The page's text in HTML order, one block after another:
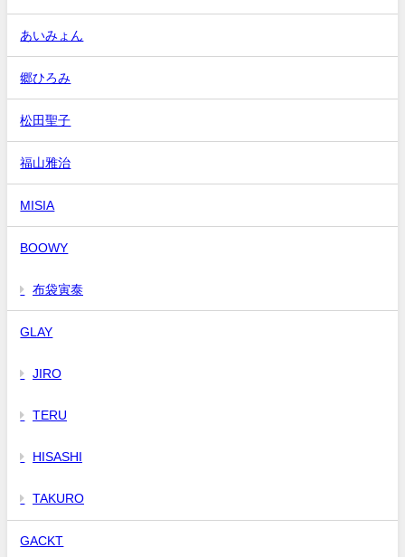
あいみょん
郷ひろみ
松田聖子
福山雅治
MISIA
BOOWY
布袋寅泰
GLAY
JIRO
TERU
HISASHI
TAKURO
GACKT